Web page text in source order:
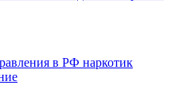
в РФ наркотик